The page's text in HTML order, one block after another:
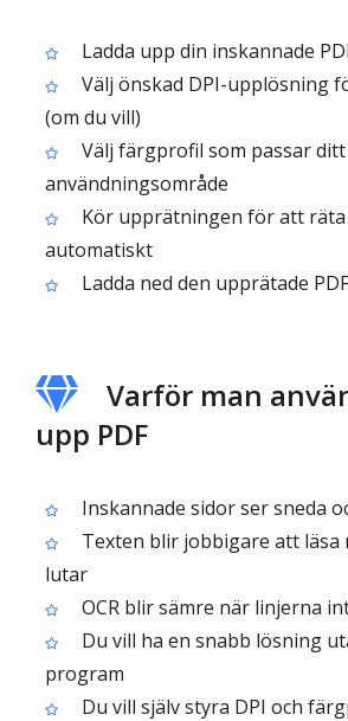
Ladda upp din inskannade
Välj önskad DPI-upplösning
(om du vill)
Välj färgprofil som passar ditt
användningsområde
Kör upprätningen för att
automatiskt
Ladda ned den upprätade
Varför man
upp PDF
Inskannade sidor ser sneda
Texten blir jobbigare att läsa
lutar
OCR blir sämre när linjerna
Du vill ha en snabb lösning
program
Du vill själv styra DPI och